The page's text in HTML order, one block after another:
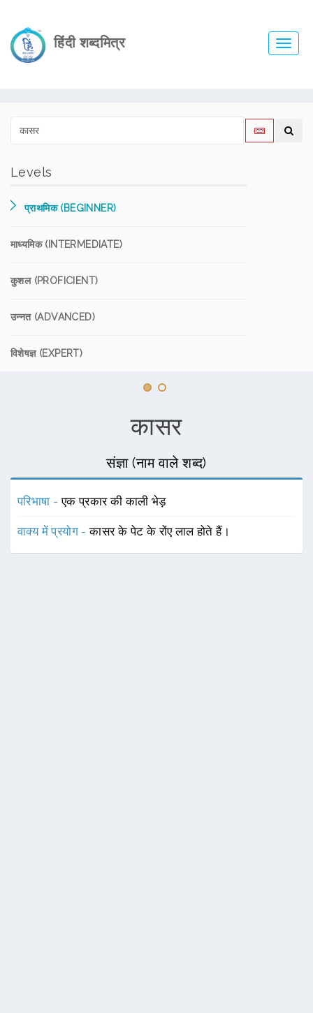
हिंदी शब्दमित्र
Levels
प्राथमिक (BEGINNER)
माध्यमिक (INTERMEDIATE)
कुशल (PROFICIENT)
उन्नत (ADVANCED)
विशेषज्ञ (EXPERT)
कासर
संज्ञा (नाम वाले शब्द)
परिभाषा -एक प्रकार की काली भेड़
वाक्य में प्रयोग -कासर के पेट के रोंए लाल होते हैं।